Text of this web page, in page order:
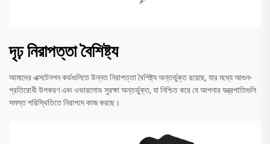
দৃঢ় নিরাপত্তা বৈশিষ্ট্য
আমাদের এক্সটেনশন কর্ডগুলিতে উন্নত নিরাপত্তা বৈশিষ্ট্য অন্তর্ভুক্ত রয়েছে, যার মধ্যে আগুন-
প্রতিরোধী উপকরণ এবং ওভারলোড সুরক্ষা অন্তর্ভুক্ত, যা নিশ্চিত করে যে আপনার যন্ত্রপাতিগুলি
সমস্ত পরিস্থিতিতে নিরাপদে কাজ করছে।